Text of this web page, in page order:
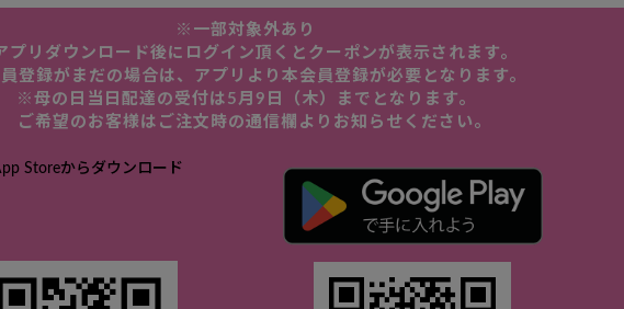
※一部対象外あり
リダウンロード後にログイン頂くとクーポンが表示されます。
録がまだの場合は、アプリより本会員登録が必要となります。
※母の日当日配達の受付は5月9日（木）までとなります。
ご希望のお客様はご注文時の通信欄よりお知らせください。